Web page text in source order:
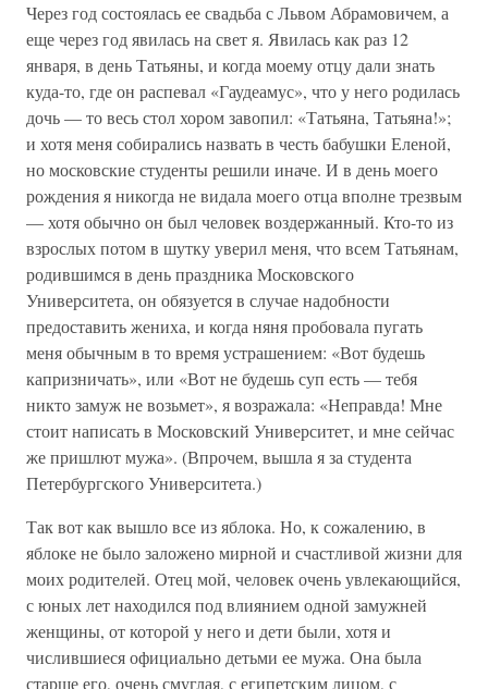
Через год состоялась ее свадьба с Львом Абрамовичем, а
еще через год явилась на свет я. Явилась как раз 12
января, в день Татьяны, и когда моему отцу дали знать
куда-то, где он распевал «Гаудеамус», что у него родилась
дочь — то весь стол хором завопил: «Татьяна, Татьяна!»;
и хотя меня собирались назвать в честь бабушки Еленой,
но московские студенты решили иначе. И в день моего
рождения я никогда не видала моего отца вполне трезвым
— хотя обычно он был человек воздержанный. Кто-то из
взрослых потом в шутку уверил меня, что всем Татьянам,
родившимся в день праздника Московского
Университета, он обязуется в случае надобности
предоставить жениха, и когда няня пробовала пугать
меня обычным в то время устрашением: «Вот будешь
капризничать», или «Вот не будешь суп есть — тебя
никто замуж не возьмет», я возражала: «Неправда! Мне
стоит написать в Московский Университет, и мне сейчас
же пришлют мужа». (Впрочем, вышла я за студента
Петербургского Университета.)
Так вот как вышло все из яблока. Но, к сожалению, в
яблоке не было заложено мирной и счастливой жизни для
моих родителей. Отец мой, человек очень увлекающийся,
с юных лет находился под влиянием одной замужней
женщины, от которой у него и дети были, хотя и
числившиеся официально детьми ее мужа. Она была
старше его, очень смуглая, с египетским лицом, с